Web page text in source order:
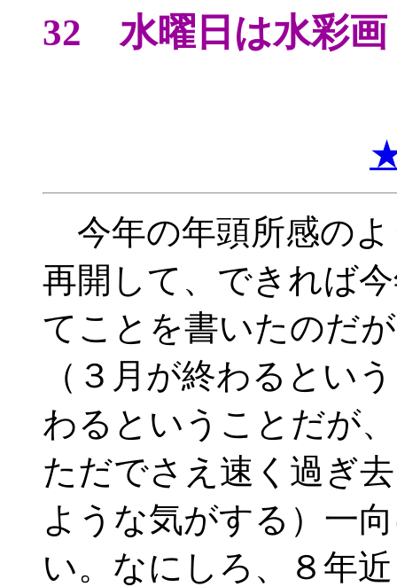
32 水曜日は水彩画
今年の年頭所感の
再開して、できれば
てことを書いたのだ
（３月が終わるとい
わるということだが
ただでさえ速く過ぎ
ような気がする）一
い。なにしろ、８年